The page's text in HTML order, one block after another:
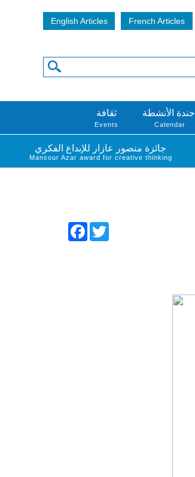
English Articles French Articles
أجندة الأنشطة
Calendar
ثقافة
Events
جائزة منصور عازار للإبداع الفكري
Mansour Azar award for creative thinking
FacebookTwitter